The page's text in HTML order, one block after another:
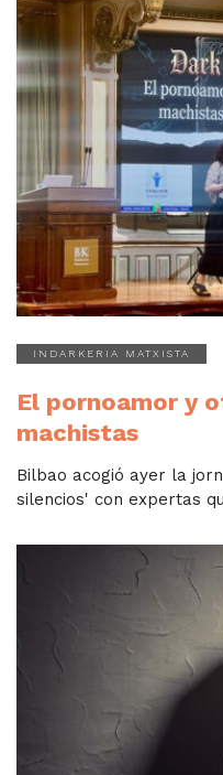
INDARKERIA MATXISTA
El pornoamor y
machistas
Bilbao acogió ayer la
silencios' con expertas